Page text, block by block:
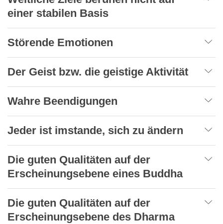
einer stabilen Basis
Störende Emotionen
Der Geist bzw. die geistige Aktivität
Wahre Beendigungen
Jeder ist imstande, sich zu ändern
Die guten Qualitäten auf der
Erscheinungsebene eines Buddha
Die guten Qualitäten auf der
Erscheinungsebene des Dharma